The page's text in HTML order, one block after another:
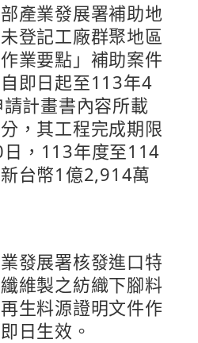
產業發展署補助地
登記工廠群聚地區
業要點」補助案件
即日起至113年4
計畫書內容所載
，其工程完成期限
，113年度至114
台幣1億2,914萬
發展署核發進口特
維製之紡織下腳料
生料源證明文件作
日生效。